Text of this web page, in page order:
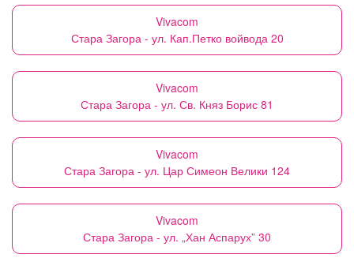
Vivacom
Стара Загора - ул. Кап.Петко войвода 20
Vivacom
Стара Загора - ул. Св. Княз Борис 81
Vivacom
Стара Загора - ул. Цар Симеон Велики 124
Vivacom
Стара Загора - ул. „Хан Аспарух” 30